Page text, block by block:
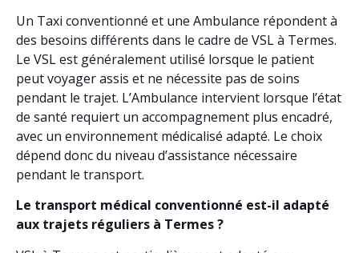
Un Taxi conventionné et une Ambulance répondent à
des besoins différents dans le cadre de VSL à Termes.
Le VSL est généralement utilisé lorsque le patient
peut voyager assis et ne nécessite pas de soins
pendant le trajet. L’Ambulance intervient lorsque l’état
de santé requiert un accompagnement plus encadré,
avec un environnement médicalisé adapté. Le choix
dépend donc du niveau d’assistance nécessaire
pendant le transport.
Le transport médical conventionné est-il adapté
aux trajets réguliers à Termes ?